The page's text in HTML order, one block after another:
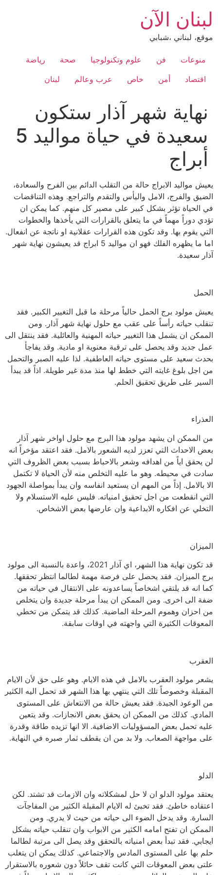
content
لبنان الآن
موقع، لبناني ،شبابي
منوعات فن علوم وتكنولوجيا صحة
رياضة
اقتصاد
أمن خاص عرب وعالم لبنان
نهاية شهر آذار ستكون
سعيدة في حياة مواليد 5
أبراج
يعيش مواليد الابراج حالة من التقلب الدائم بين الفرح والسعادة،
الضيق والفرج، الامل واليأس والتقدم والتراجع. وهذه التناقضات
في الحياة تؤثر بشكل كبير على مصير كل منهم. كما يمكن ان
تؤدي دوراً مهماً في ما يتعلق بالقرارات التي يأخذها والخطوات
التي يقوم بها. وقد تكون هذه القرارات عقلانية او ناتجة عن انفعال.
اما ما يظهره الفلك فهو ان مواليد 5 ابراج قد يعيشون نهاية شهر
آذار سعيدة.
الحمل
يعيش مولود برج الحمل حالياً مرحلة ما قبل التغيير الكبير. فقد
تنقلب حياته رأساً على عقب مع حلول نهاية شهر آذار. ومن
الممكن ان يشمل هذا التغيير حياته المهنية والعائلية. فقد ينتقل الى
عمل جديد وقد يحصل على ترقية معنوية او مادية. وقد يفاجأ
بحدث سعيد على مستوى حياته العاطفية. لذا عليه الصبر والتحمل
من اجل بلوغ غايته التي خطط لها منذ مدة غير طويلة. اذاً قد يبدأ
السير على طريق تحقيق الحلم.
العذراء
من الممكن ان يشهد مولود هذا البرج مع حلول اواخر شهر آذار
بعض الاحداث التي تعزز لديه الشعور بالامل. فقد اعتقد مؤخراً انه
لن يحقق اياً من اهدافه وشعر بالاحباط بسبب بعض الظروف التي
سادت في محيطه. وهو ما عليه التخلص منه لأن الحياة لا تكتمل
الا بالامل. إذاً من المهم ان يستعيد انفاسه وان يبدأ بمواصلة الجهود
التي انقطعت من اجل تحقيق امنياته. فليس عليه الاستسلام ولا
التخلي عن افكاره الابداعية وان عارضها بعض الاشخاص.
الميزان
قد تكون نهاية هذا الشهر، اي آذار 2021، واعدة بالنسبة الى مولود
برج الميزان. فقد يحصل على فرصة مهمة لطالما انتظر تحققها.
كما انه قد يلتقي اشخاصاً يساعدونه على الانتقال في حياته من
ضفة الى اخرى. ومن الممكن ان يبدأ مرحلة جديدة وان يتخلص
من احزان وهموم المرحلة الماضية. كذلك قد يتمكن من تخطي
المعوقات الكثيرة التي واجهته في اوقات سابقة.
العقرب
يشعر مولود العقرب بالامل في هذه الايام. وهو على حق لأن الايام
المقبلة وخصوصاً تلك التي ينتهي بها هذا الشهر قد تحمل اليه الكثير
من الوعود الجيدة. فقد يعيش حالة من الانتعاش على المستوى
المادي. كذلك من الممكن ان يحقق بعض الانجازات. وقد يتعين
عليه تحمل بعض المسؤوليات الاضافية. الا انها تزيده طاقة وقدرة
على مواجهة الصعاب. ولا بد من ان يقطف ثمار صبره في النهاية.
الدلو
يعتقد مولود الدلو ان لا حل لمشكلاته وان الازمات قد تشتد. لكن
اعتقاده خاطئ. فقد تخبئ له الايام المقبلة الكثير من المفاجآت
السارة. وقد يدخل الضوء الى حياته من حيث لا يدري. ومن
الممكن ان تفتح امامه الكثير من الابواب وان تنقلب حياته بشكل
ايجابي. فقد تبدأ بعض امنياته بالتحقق وقد يصل الى مرتبة لطالما
حلم بها على المستوى المادس والاجتماعي. كذلك يمكن ان يتغلب
علتى بعض المعوقات التي كانت تقف حائلاً دون شعوره بالاستقرار